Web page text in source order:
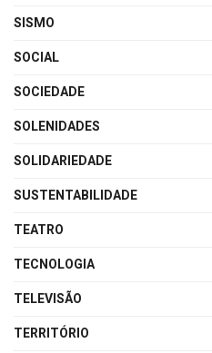
SISMO
SOCIAL
SOCIEDADE
SOLENIDADES
SOLIDARIEDADE
SUSTENTABILIDADE
TEATRO
TECNOLOGIA
TELEVISÃO
TERRITÓRIO